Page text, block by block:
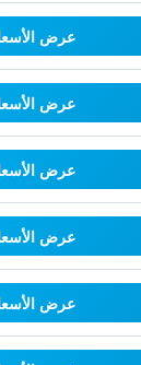
عرض
عرض
عرض
عرض
عرض